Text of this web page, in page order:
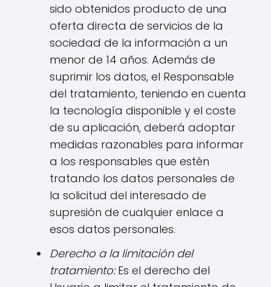
sido obtenidos producto de una
oferta directa de servicios de la
sociedad de la información a un
menor de 14 años. Además de
suprimir los datos, el Responsable
del tratamiento, teniendo en cuenta
la tecnología disponible y el coste
de su aplicación, deberá adoptar
medidas razonables para informar
a los responsables que estén
tratando los datos personales de
la solicitud del interesado de
supresión de cualquier enlace a
esos datos personales.
Derecho a la limitación del
tratamiento:Es el derecho del